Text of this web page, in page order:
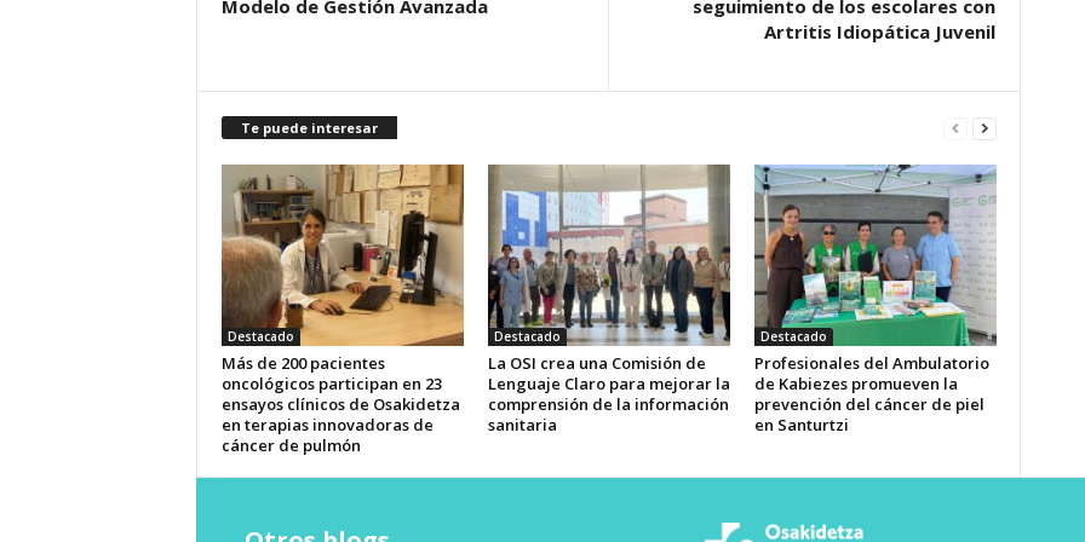
Modelo de Gestión Avanzada
seguimiento de los escolares con
Artritis Idiopática Juvenil
Te puede interesar
Destacado
Más de 200 pacientes
oncológicos participan en 23
ensayos clínicos de Osakidetza
en terapias innovadoras de
cáncer de pulmón
Destacado
La OSI crea una Comisión de
Lenguaje Claro para mejorar la
comprensión de la información
sanitaria
Destacado
Profesionales del Ambulatorio
de Kabiezes promueven la
prevención del cáncer de piel
en Santurtzi